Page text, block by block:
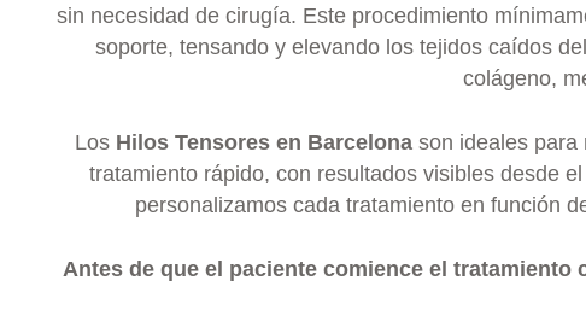
sin necesidad de cirugía. Este procedimiento
soporte, tensando y elevando los tejidos caídos
colágeno,
Los Hilos Tensores en Barcelona son ideales para
tratamiento rápido, con resultados visibles desde
personalizamos cada tratamiento en función
Antes de que el paciente comience el